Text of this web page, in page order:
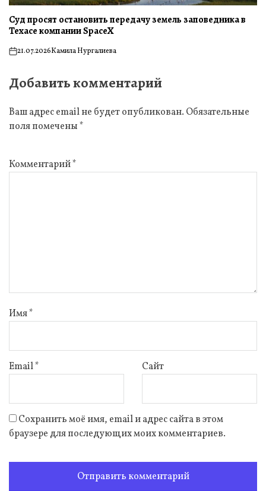
Суд просят остановить передачу земель заповедника в
Техасе компании SpaceX
on21.07.2026Камила Нургалиева
Добавить комментарий
Ваш адрес email не будет опубликован. Обязательные
поля помечены*
Комментарий*
Имя*
Email* Сайт
Сохранить моё имя, email и адрес сайта в этом
браузере для последующих моих комментариев.